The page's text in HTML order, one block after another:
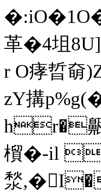
革�4坥
r O痚晢奛
zY搆
hr�齀
橮�-il 
湬